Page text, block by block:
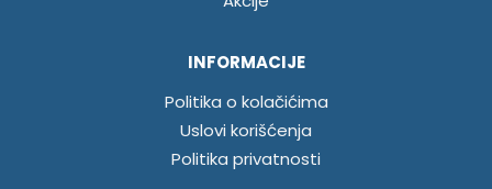
INFORMACIJE
Politika o kolačićima
Uslovi korišćenja
Politika privatnosti